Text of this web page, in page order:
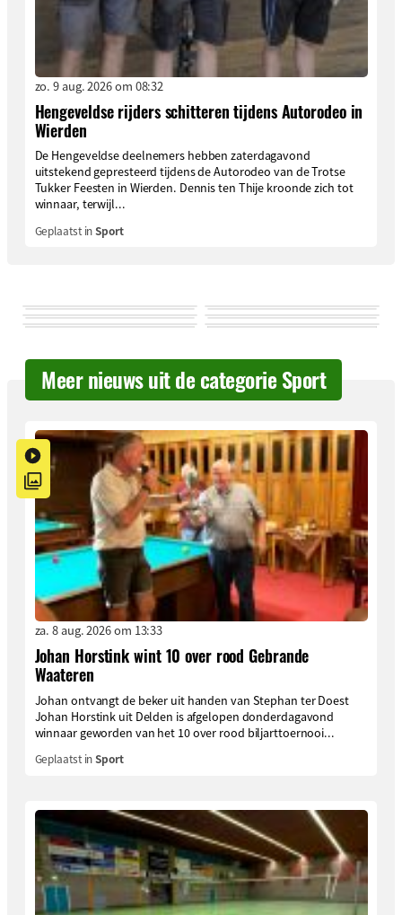
zo. 9 aug. 2026 om 08:32
Hengeveldse rijders schitteren tijdens Autorodeo in
Wierden
De Hengeveldse deelnemers hebben zaterdagavond
uitstekend gepresteerd tijdens de Autorodeo van de Trotse
Tukker Feesten in Wierden. Dennis ten Thije kroonde zich tot
winnaar, terwijl...
Geplaatst inSport
Meer nieuws uit de categorie Sport
za. 8 aug. 2026 om 13:33
Johan Horstink wint 10 over rood Gebrande
Waateren
Johan ontvangt de beker uit handen van Stephan ter Doest
Johan Horstink uit Delden is afgelopen donderdagavond
winnaar geworden van het 10 over rood biljarttoernooi...
Geplaatst inSport